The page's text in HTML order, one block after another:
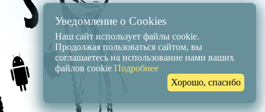
Уведомление о Cookies
Наш сайт использует файлы cookie.
Продолжая пользоваться сайтом, вы
соглашаетесь на использование нами ваших
файлов cookie Подробнее
Хорошо, спасибо